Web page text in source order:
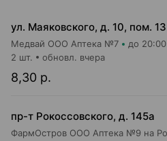
Медвай ООО Аптека №7 до 20:00
8,30 р.
2 шт. обновл. вчера
пр-т Рокоссовского, д. 145а